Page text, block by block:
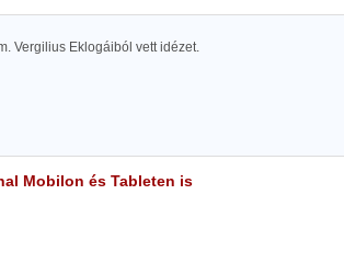
Vergilius Eklogáiból vett idézet.
Mobilon és Tableten is